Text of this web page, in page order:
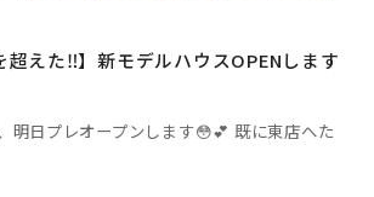
超えた‼︎】新モデルハウスOPENします
明日プレオープンします😳💕 既に東店へた